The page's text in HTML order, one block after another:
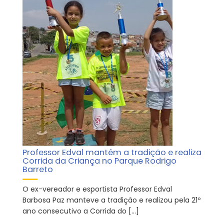
Professor Edval mantém a tradição e realiza
Corrida da Criança no Parque Rodrigo
Barreto
O ex-vereador e esportista Professor Edval
Barbosa Paz manteve a tradição e realizou pela 21º
ano consecutivo a Corrida do […]